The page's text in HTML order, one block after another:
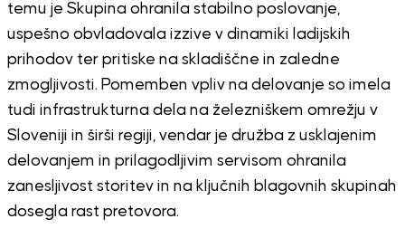
temu je Skupina ohranila stabilno poslovanje,
uspešno obvladovala izzive v dinamiki ladijskih
prihodov ter pritiske na skladiščne in zaledne
zmogljivosti. Pomemben vpliv na delovanje so imela
tudi infrastrukturna dela na železniškem omrežju v
Sloveniji in širši regiji, vendar je družba z usklajenim
delovanjem in prilagodljivim servisom ohranila
zanesljivost storitev in na ključnih blagovnih skupinah
dosegla rast pretovora.